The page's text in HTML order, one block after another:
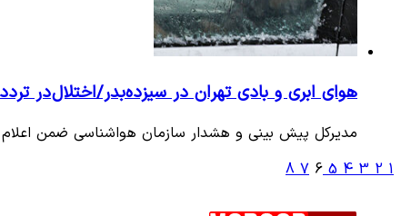
هوای ابری و بادی تهران در سیزده‌بدر/اختلال در
مدیرکل پیش بینی و هشدار سازمان هواشناسی ضمن
1
2
3
4
5
6
7
8